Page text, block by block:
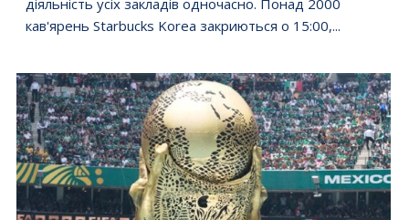
діяльність усіх закладів одночасно. Понад 2000
кав'ярень Starbucks Korea закриються о 15:00,...